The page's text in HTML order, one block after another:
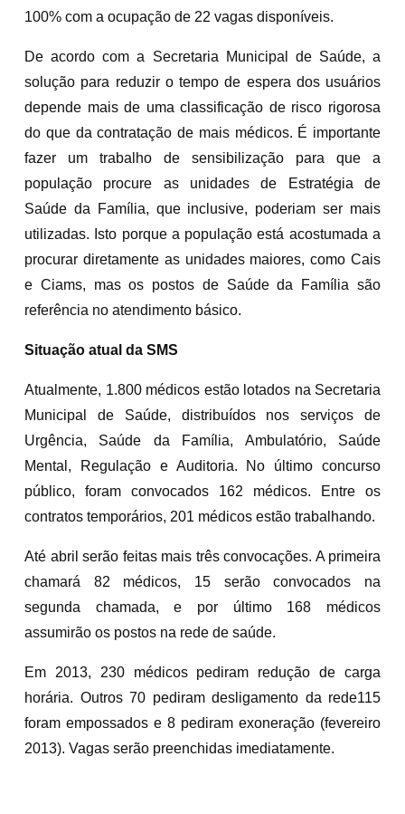
100% com a ocupação de 22 vagas disponíveis.
De acordo com a Secretaria Municipal de Saúde, a
solução para reduzir o tempo de espera dos usuários
depende mais de uma classificação de risco rigorosa
do que da contratação de mais médicos. É importante
fazer um trabalho de sensibilização para que a
população procure as unidades de Estratégia de
Saúde da Família, que inclusive, poderiam ser mais
utilizadas. Isto porque a população está acostumada a
procurar diretamente as unidades maiores, como Cais
e Ciams, mas os postos de Saúde da Família são
referência no atendimento básico.
Situação atual da SMS
Atualmente, 1.800 médicos estão lotados na Secretaria
Municipal de Saúde, distribuídos nos serviços de
Urgência, Saúde da Família, Ambulatório, Saúde
Mental, Regulação e Auditoria. No último concurso
público, foram convocados 162 médicos. Entre os
contratos temporários, 201 médicos estão trabalhando.
Até abril serão feitas mais três convocações. A primeira
chamará 82 médicos, 15 serão convocados na
segunda chamada, e por último 168 médicos
assumirão os postos na rede de saúde.
Em 2013, 230 médicos pediram redução de carga
horária. Outros 70 pediram desligamento da rede115
foram empossados e 8 pediram exoneração (fevereiro
2013). Vagas serão preenchidas imediatamente.